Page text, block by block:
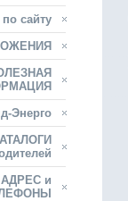
сайту
Энерго
и